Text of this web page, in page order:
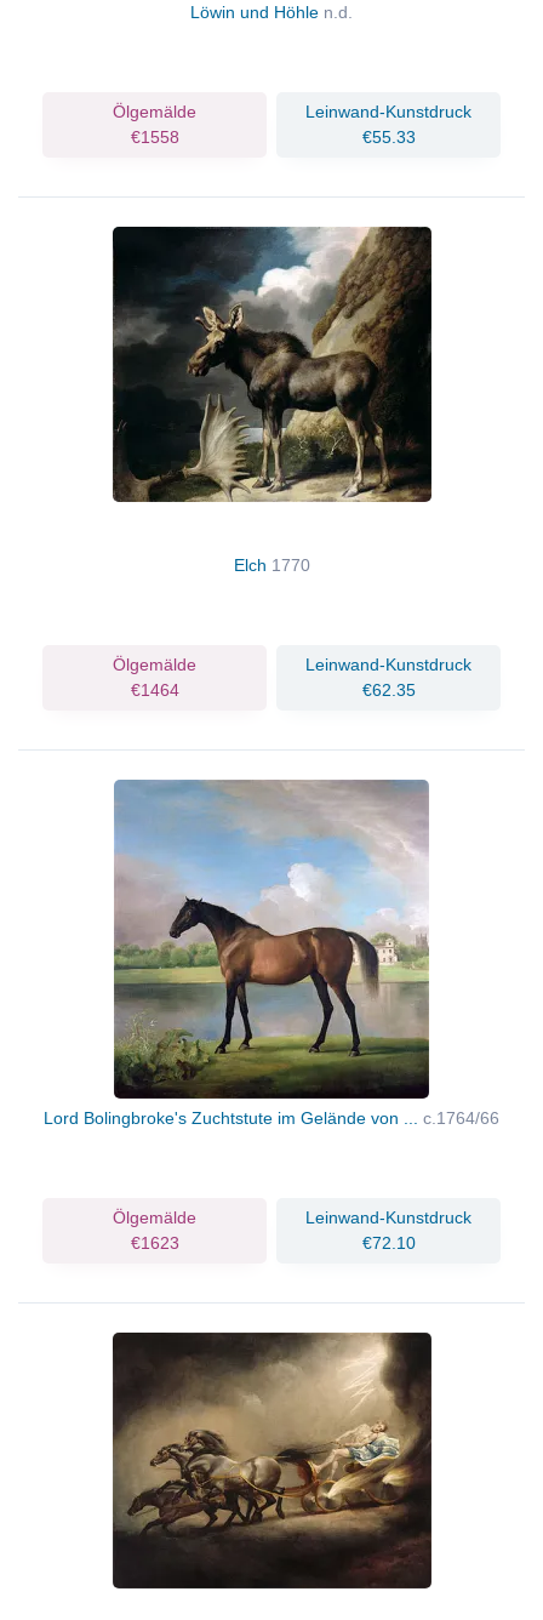
Löwin und Höhle n.d.
Ölgemälde
€1558
Leinwand-Kunstdruck
€55.33
Elch 1770
Ölgemälde
€1464
Leinwand-Kunstdruck
€62.35
Lord Bolingbroke's Zuchtstute im Gelände von ... c.1764/66
Ölgemälde
€1623
Leinwand-Kunstdruck
€72.10